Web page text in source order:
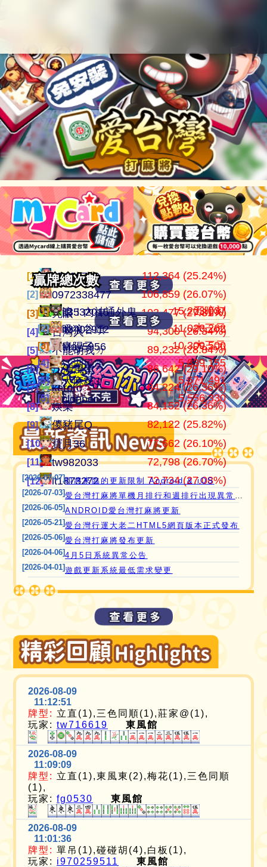
愛台灣打麻將🖥️📱適用於所有市面上大部分
瀏覽器(HTML5 遊戲)，免下載，免安裝，
現在立即點擊馬上玩😊❤️💕😘
[1] 江湖風雲 104,184,201
[2] 田寮阿寶 37,514,997
[3] 11060203 24,280,666
[4] ‘見好就收’ 21,354,199
[5] Apple0613 21,270,160
[6] it2989674 18,649,605
[7] i918472090 15,728,216
[8] ONTARIO歐巴桑 11,221,251
[9] it2967408 9,801,724
[10] i757724391 9,574,806
[11] 青陽子 9,426,495
[12] i339494808 8,423,097
贏牌總次數
贏牌總次數
[1] 07100710 112,364 (25.24%)
[2] 0972338477 106,859 (26.07%)
[3] 亮眼 103,477 (27.81%)
[4] 台灣人 94,300 (26.34%)
[5] 不能胡我ㄉ 89,232 (28.84%)
[6] 江湖風雲 86,642 (29.10%)
[7] keroro 84,224 (26.36%)
[8] 娛樂 84,152 (26.36%)
[9] 儍豬尾Q 82,122 (25.82%)
[10] 寶月36 77,662 (26.10%)
[11] tw982033 72,798 (26.70%)
[12] it1873272 72,734 (27.08%)
[1] 07100710 445,152
[2] 0972338477 409,909
[3] 亮眼 372,053
[4] 台灣人 358,002
[5] keroro 319,481
[6] 娛樂 319,235
[7] 儍豬尾Q 318,065
[8] 不能胡我ㄉ 309,439
[9] 江湖風雲 297,690
[10] 寶月36 297,610
[11] itw271727 285,594
[12] Ｆanny 276,601
[1] 滾！內神通外鬼坐斃A賽金15,203,037
[2] 吸狼谷頭 11,028,262
[3] 青陽子 10,309,500
[4] 江湖風雲 5,839,155
[5] 大麻糬3 5,671,491
[6] clobber 5,556,330
[1] it3532015 五暗刻
[2] it3402912 大三元
[3] May5956 大三元
[2026-07-07]即將來臨的更新限制 Android & iOS
[2026-07-03]
[2026-06-05]ANDROID愛台灣打麻將更新
[2026-05-21]愛台灣行運大老二HTML5網頁版本正式發布
[2026-05-06]愛台灣打麻將發布更新
[2026-04-06]4月5日系統異常公告
[2026-04-01]遊戲更新系統最低需求變更
2026-08-09
11:12:51
牌型: 立直(1),三色同順(1),莊家@(1),
玩家:tw716619 東風館
2026-08-09
11:09:09
牌型: 立直(1),東風東(2),梅花(1),三色同順
(1),
玩家:fg0530 東風館
2026-08-09
11:01:36
牌型: 單吊(1),碰碰胡(4),白板(1),
玩家: i970259511 東風館